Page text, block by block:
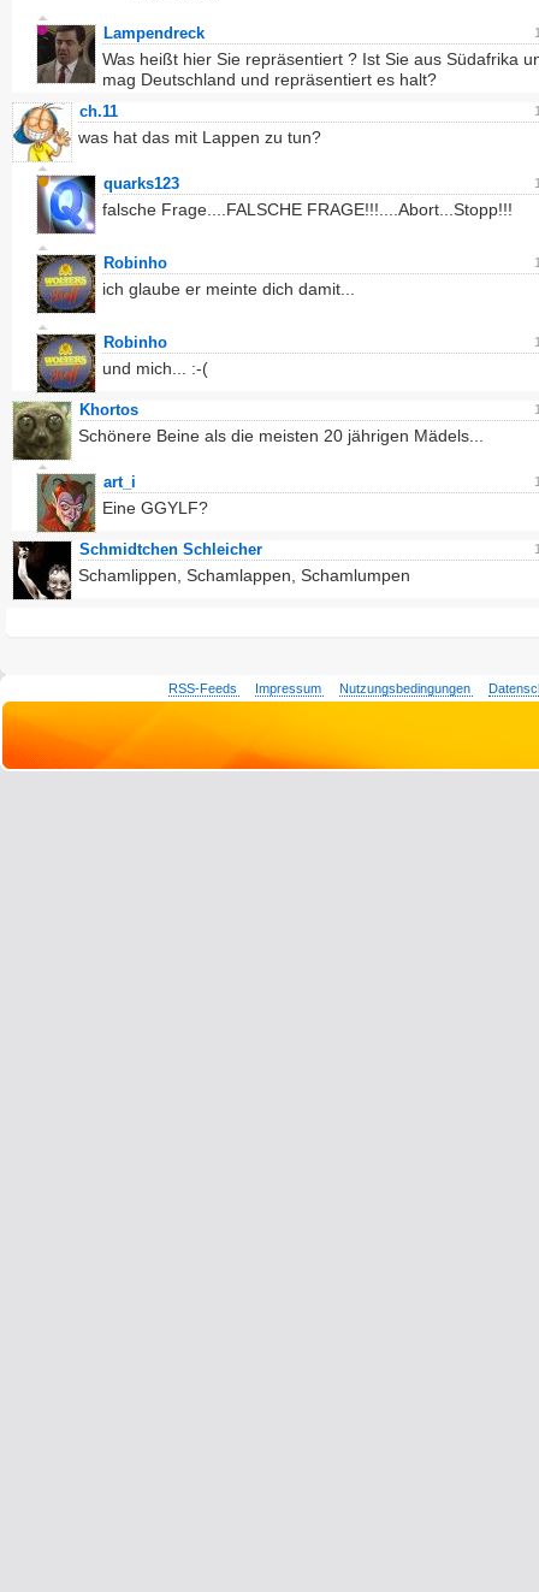
Lampendreck
Was heißt hier Sie repräsentiert ? Ist Sie aus Südafrika
mag Deutschland und repräsentiert es halt?
ch.11
was hat das mit Lappen zu tun?
quarks123
falsche Frage....FALSCHE FRAGE!!!....Abort...Stopp!!!
Robinho
ich glaube er meinte dich damit...
Robinho
und mich... :-(
Khortos
Schönere Beine als die meisten 20 jährigen Mädels...
art_i
Eine GGYLF?
Schmidtchen Schleicher
Schamlippen, Schamlappen, Schamlumpen
RSS-Feeds Impressum Nutzungsbedingungen